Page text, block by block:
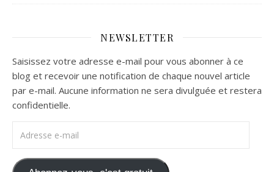
NEWSLETTER
Saisissez votre adresse e-mail pour vous abonner à ce
blog et recevoir une notification de chaque nouvel article
par e-mail. Aucune information ne sera divulguée et restera
confidentielle.